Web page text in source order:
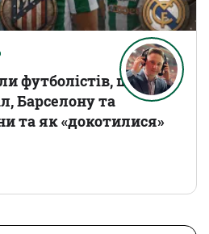
футболістів, що
Барселону та
та як «докотилися»